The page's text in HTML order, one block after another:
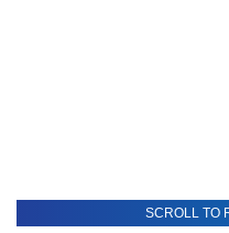
SCROLL TO